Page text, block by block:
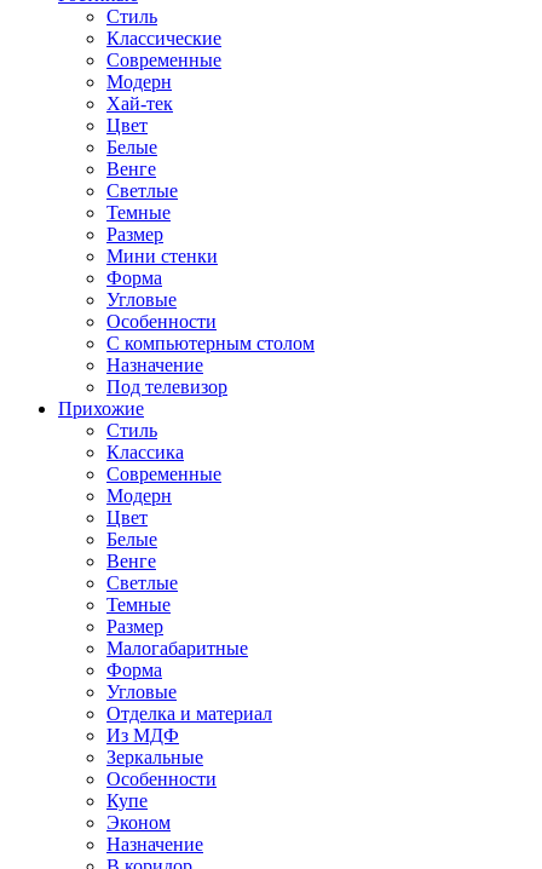
Стиль
Классические
Современные
Модерн
Хай-тек
Цвет
Белые
Венге
Светлые
Темные
Размер
Мини стенки
Форма
Угловые
Особенности
С компьютерным столом
Назначение
Под телевизор
Прихожие
Стиль
Классика
Современные
Модерн
Цвет
Белые
Венге
Светлые
Темные
Размер
Малогабаритные
Форма
Угловые
Отделка и материал
Из МДФ
Зеркальные
Особенности
Купе
Эконом
Назначение